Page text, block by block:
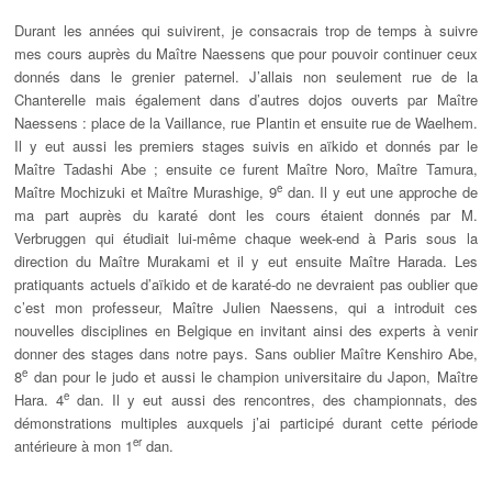
Durant les années qui suivirent, je consacrais trop de temps à suivre
mes cours auprès du Maître Naessens que pour pouvoir continuer ceux
donnés dans le grenier paternel. J’allais non seulement rue de la
Chanterelle mais également dans d’autres dojos ouverts par Maître
Naessens : place de la Vaillance, rue Plantin et ensuite rue de Waelhem.
Il y eut aussi les premiers stages suivis en aïkido et donnés par le
Maître Tadashi Abe ; ensuite ce furent Maître Noro, Maître Tamura,
Maître Mochizuki et Maître Murashige, 9edan. Il y eut une approche de
ma part auprès du karaté dont les cours étaient donnés par M.
Verbruggen qui étudiait lui-même chaque week-end à Paris sous la
direction du Maître Murakami et il y eut ensuite Maître Harada. Les
pratiquants actuels d’aïkido et de karaté-do ne devraient pas oublier que
c’est mon professeur, Maître Julien Naessens, qui a introduit ces
nouvelles disciplines en Belgique en invitant ainsi des experts à venir
donner des stages dans notre pays. Sans oublier Maître Kenshiro Abe,
8e dan pour le judo et aussi le champion universitaire du Japon, Maître
Hara. 4e dan. Il y eut aussi des rencontres, des championnats, des
démonstrations multiples auxquels j’ai participé durant cette période
antérieure à mon 1er dan.